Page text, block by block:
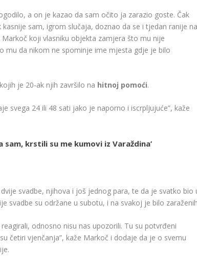
a on je kazao da sam očito ja zarazio goste. Čak
sam, igrom slučaja, doznao da se i tjedan ranije
koji vlasniku objekta zamjera što mu nije
mu da nikom ne spominje ime mjesta gdje je bilo
je 20-ak njih završilo na hitnoj pomoći.
svega 24 ili 48 sati jako je naporno i iscrpljujuće”, kaže
krstili su me kumovi iz Varaždina’
svadbe, njihova i još jednog para, te da je svatko bio
svadbe su održane u subotu, i na svakoj je bilo
odnosno nisu nas upozorili. Tu su potvrđeni
četiri vjenčanja”, kaže Markoč i dodaje da je o svemu